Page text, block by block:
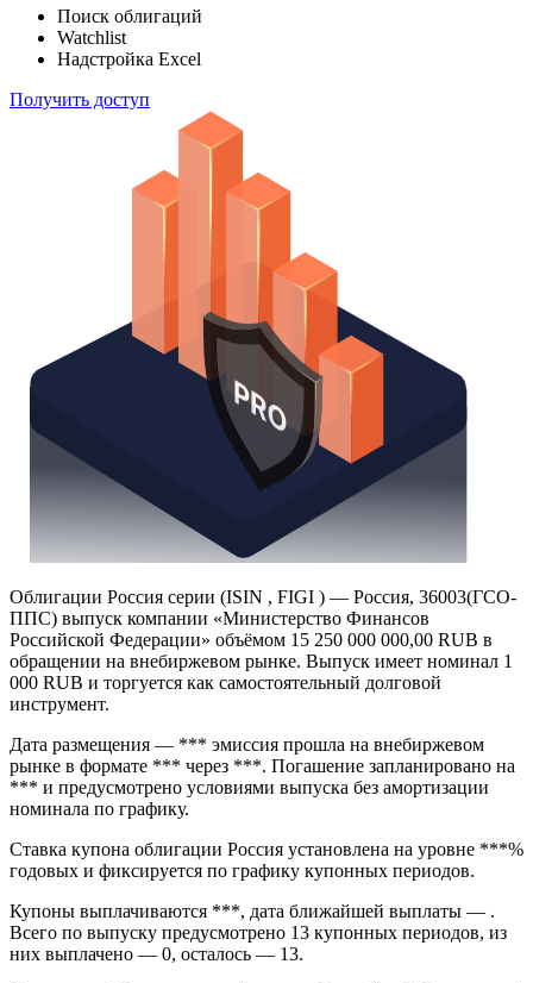
Поиск облигаций
Watchlist
Надстройка Excel
Получить доступ
Облигации Россия серии (ISIN , FIGI ) — Россия, 36003(ГСО-
ППС) выпуск компании «Министерство Финансов
Российской Федерации» объёмом 15 250 000 000,00 RUB в
обращении на внебиржевом рынке. Выпуск имеет номинал 1
000 RUB и торгуется как самостоятельный долговой
инструмент.
Дата размещения — *** эмиссия прошла на внебиржевом
рынке в формате *** через ***. Погашение запланировано на
*** и предусмотрено условиями выпуска без амортизации
номинала по графику.
Ставка купона облигации Россия установлена на уровне ***%
годовых и фиксируется по графику купонных периодов.
Купоны выплачиваются ***, дата ближайшей выплаты — .
Всего по выпуску предусмотрено 13 купонных периодов, из
них выплачено — 0, осталось — 13.